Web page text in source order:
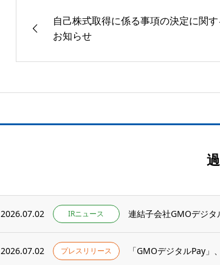
自己株式取得に係る事項の決定に関す
お知らせ
2026.07.02 IRニュース 連結子会社GMOデジ
2026.07.02 プレスリリース 「GMOデジタルPay